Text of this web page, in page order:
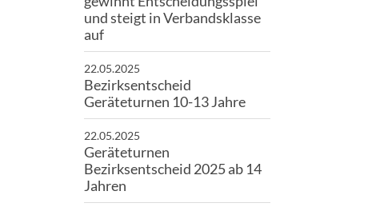
und steigt in Verbandsklasse
auf
22.05.2025
Bezirksentscheid
Geräteturnen 10-13 Jahre
22.05.2025
Geräteturnen
Bezirksentscheid 2025 ab 14
Jahren